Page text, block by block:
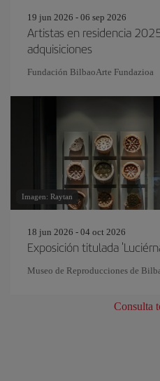
19 jun 2026 - 06 sep 2026
Artistas en residencia
adquisiciones
Fundación BilbaoArte Fundazioa
Imagen: Raytan
18 jun 2026 - 04 oct 2026
Exposición titulada
Museo de Reproducciones de
Consulta